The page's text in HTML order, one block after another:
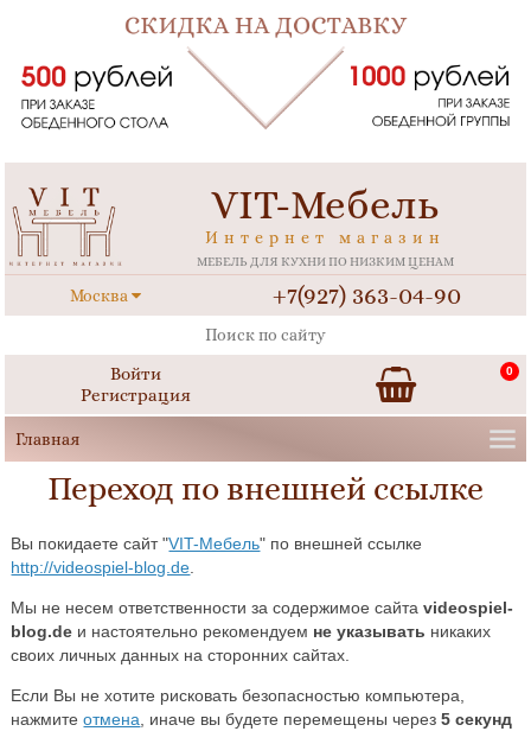
VIT-Мебель
Интернет магазин
МЕБЕЛЬ ДЛЯ КУХНИ ПО НИЗКИМ ЦЕНАМ
Москва +7(927) 363-04-90
Войти
Регистрация
0
Переход по внешней ссылке
Вы покидаете сайт "VIT-Мебель" по внешней ссылке
http://videospiel-blog.de
Мы не несем ответственности за содержимое сайтаvideospiel-
blog.de и настоятельно рекомендуем не указывать никаких
своих личных данных на сторонних сайтах.
Если Вы не хотите рисковать безопасностью компьютера,
нажмитеотмена , иначе вы будете перемещены через5 секунд